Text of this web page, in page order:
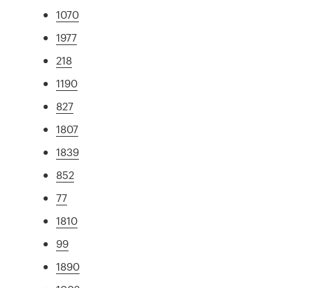
1070
1977
218
1190
827
1807
1839
852
77
1810
99
1890